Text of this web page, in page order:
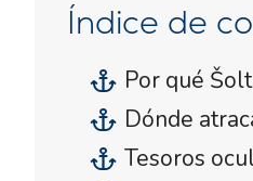
Índice de
Por qué
Dónde
Tesoros